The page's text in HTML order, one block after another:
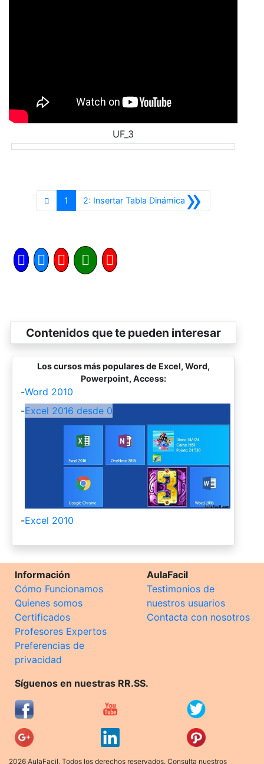
UF_3
1 »
2: Insertar Tabla DinámicaSiguiente
Contenidos que te pueden interesar
Los cursos más populares de Excel, Word,
Powerpoint, Access:
-Word 2010
-Excel 2016 desde 0
-Excel 2010
Información
Cómo Funcionamos
Quienes somos
Certificados
Profesores Expertos
Preferencias de
privacidad
AulaFacil
Testimonios de
nuestros usuarios
Contacta con nosotros
Síguenos en nuestras RR.SS.
2026 AulaFacil. Todos los derechos reservados. Consulta nuestros